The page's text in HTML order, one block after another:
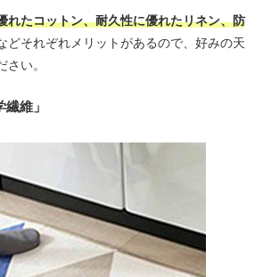
れたコットン、耐久性に優れたリネン、防
どそれぞれメリットがあるので、好みの天
い。
維」